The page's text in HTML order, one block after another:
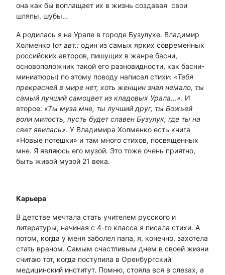
она как бы воплащает их в жизнь создавая свои
шляпы, шубы…
А родилась я на Урале в городе Бузулуке. Владимир
Холменко (от авт.: один из самых ярких современных
российских авторов, пишущих в жанре басни,
основоположник такой его разновидности, как басни-
миниатюры) по этому поводу написал стихи: «Тебя
прекрасней в мире нет, хоть женщин знал немало, ты
самый лучший самоцвет из кладовых Урала…». И
второе: «Ты муза мне, ты лучший друг, ты Божьей
воли милость, пусть будет славен Бузулук, где ты на
свет явилась». У Владимира Холменко есть книга
«Новые потешки» и там много стихов, посвященных
мне. Я являюсь его музой. Это тоже очень приятно,
быть живой музой 21 века.
Карьера
В детстве мечтала стать учителем русского и
литературы, начиная с 4-го класса я писала стихи. А
потом, когда у меня заболел папа, я, конечно, захотела
стать врачом. Самым счастливым днем в своей жизни
считаю тот, когда поступила в Оренбургский
медицинский институт. Помню, стояла вся в слезах, а